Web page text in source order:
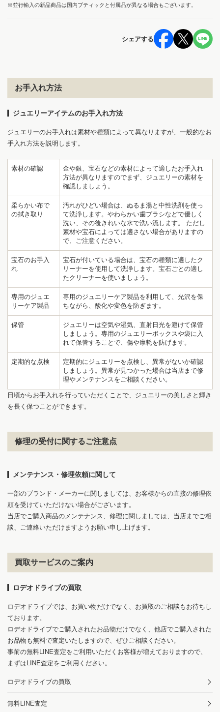
※並行輸入の新品商品は国内ブティックと付属品が異なる場合もございます。
シェアする
お手入れ方法
ジュエリーアイテムのお手入れ方法
ジュエリーのお手入れは素材や種類によって異なりますが、一般的なお
手入れ方法を説明します。
素材の確認
金や銀、宝石などの素材によって適したお手入れ
方法が異なりますのでまず、ジュエリーの素材を
確認しましょう。
柔らかい布で
の拭き取り
汚れがひどい場合は、ぬるま湯と中性洗剤を使っ
て洗浄します。やわらかい歯ブラシなどで優しく
洗い、その後きれいな水で洗い流します。 ただし
素材や宝石によっては適さない場合がありますの
で、ご注意ください。
宝石のお手入
れ
宝石が付いている場合は、宝石の種類に適したク
リーナーを使用して洗浄します。宝石ごとの適し
たクリーナーを使いましょう。
専用のジュエ
リーケア製品
専用のジュエリーケア製品を利用して、光沢を保
ちながら、酸化や変色を防ぎます。
保管
ジュエリーは空気や湿気、直射日光を避けて保管
しましょう。専用のジュエリーボックスや袋に入
れて保管することで、傷や摩耗を防げます。
定期的な点検
定期的にジュエリーを点検し、異常がないか確認
しましょう。異常が見つかった場合は当店まで修
理やメンテナンスをご相談ください。
日頃からお手入れを行っていただくことで、ジュエリーの美しさと輝き
を長く保つことができます。
修理の受付に関するご注意点
メンテナンス・修理依頼に関して
一部のブランド・メーカーに関しましては、お客様からの直接の修理依
頼を受けていただけない場合がございます。
当店でご購入商品のメンテナンス、修理に関しましては、当店までご相
談、ご連絡いただけますようお願い申し上げます。
買取サービスのご案内
ロデオドライブの買取
ロデオドライブでは、お買い物だけでなく、お買取のご相談もお待ちし
ております。
ロデオドライブでご購入されたお品物だけでなく、他店でご購入された
お品物も無料で査定いたしますので、ぜひご相談ください。
事前の無料LINE査定をご利用いただくお客様が増えておりますので、
まずはLINE査定をご利用ください。
ロデオドライブの買取
無料LINE査定
1 7